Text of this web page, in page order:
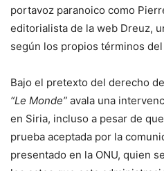
portavoz paranoico como
editorialista de la web Dreuz,
según los propios términos del
Bajo el pretexto del derecho
“Le Monde” avala una
en Siria, incluso a pesar de
prueba aceptada por la
presentado en la ONU, quien